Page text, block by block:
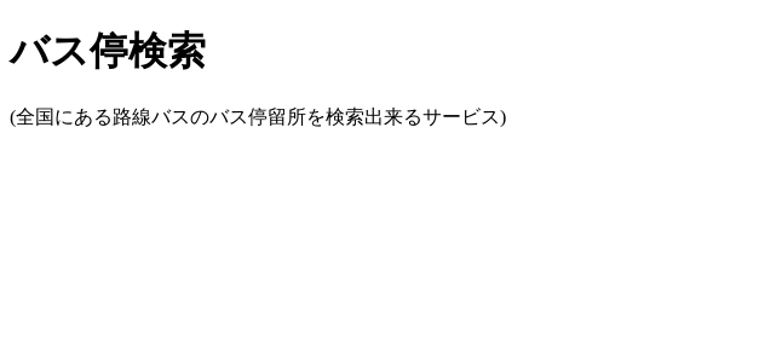
バス停検索
(全国にある路線バスのバス停留所を検索出来るサービス)